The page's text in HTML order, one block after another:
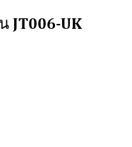
JT006-UK